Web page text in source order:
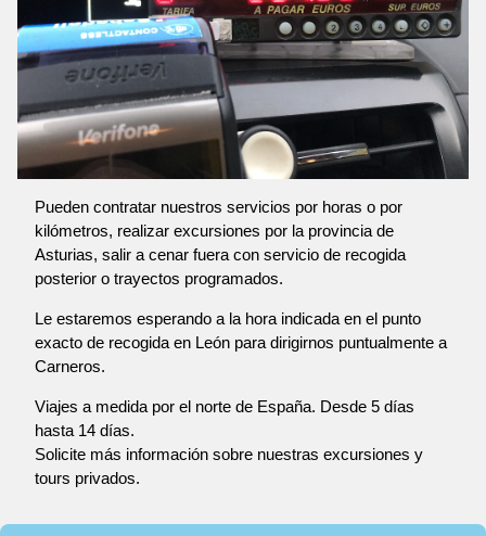
Pueden contratar nuestros servicios por horas o por
kilómetros, realizar excursiones por la provincia de
Asturias, salir a cenar fuera con servicio de recogida
posterior o trayectos programados.
Le estaremos esperando a la hora indicada en el punto
exacto de recogida en León para dirigirnos puntualmente a
Carneros.
Viajes a medida por el norte de España. Desde 5 días
hasta 14 días.
Solicite más información sobre nuestras excursiones y
tours privados.